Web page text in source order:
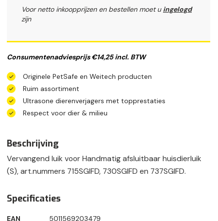
Voor netto inkoopprijzen en bestellen moet u ingelogd
zijn
Consumentenadviesprijs €14,25 incl. BTW
Originele PetSafe en Weitech producten
Ruim assortiment
Ultrasone dierenverjagers met topprestaties
Respect voor dier & milieu
Beschrijving
Vervangend luik voor Handmatig afsluitbaar huisdierluik
(S), art.nummers 715SGIFD, 730SGIFD en 737SGIFD.
Specificaties
EAN 5011569203479